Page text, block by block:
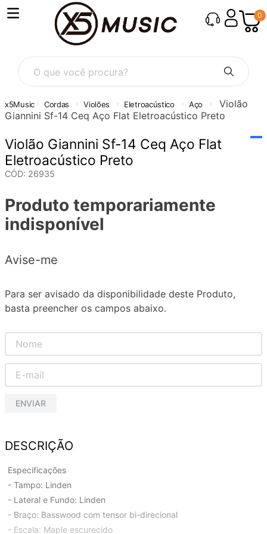
0
O que você procura?
Cordas Violões Eletroacústico Aço
Violão
Giannini Sf-14 Ceq Aço Flat Eletroacústico Preto
Violão Giannini Sf-14 Ceq Aço Flat
Eletroacústico Preto
CÓD: 26935
Produto temporariamente
indisponível
Avise-me
Para ser avisado da disponibilidade deste Produto,
basta preencher os campos abaixo.
ENVIAR
DESCRIÇÃO
Especificações
- Tampo: Linden
- Lateral e Fundo: Linden
- Braço: Basswood com tensor bi-direcional
- Escala: Maple escurecido